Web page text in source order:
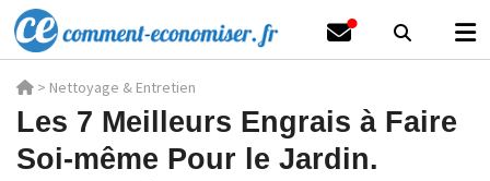
> Nettoyage & Entretien
Les 7 Meilleurs Engrais à Faire
Soi-même Pour le Jardin.